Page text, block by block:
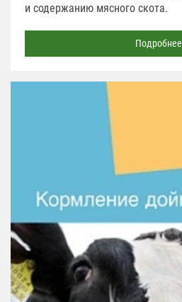
и содержанию мясного скота.
Подробнее